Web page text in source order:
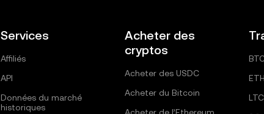
Services
Affiliés
API
Données du marché
historiques
Acheter des
cryptos
Acheter des USDC
Acheter du Bitcoin